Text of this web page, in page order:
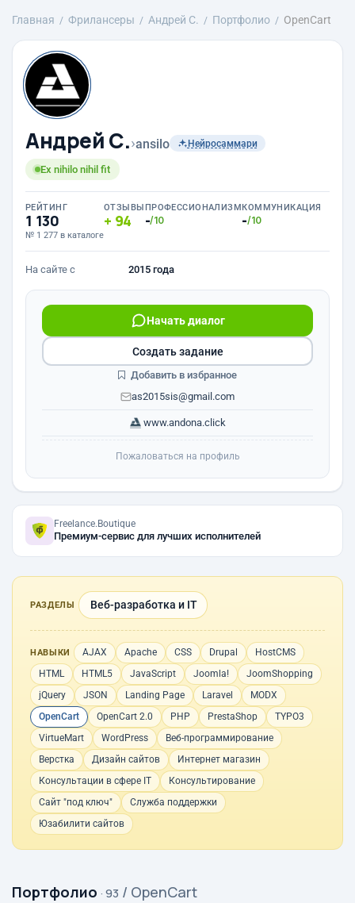
Главная Фрилансеры Андрей С. Портфолио OpenCart
Андрей С.›ansilo Нейросаммари
Ex nihilo nihil fit
РЕЙТИНГ
1 130
№ 1 277 в каталоге
ОТЗЫВЫ
94
ПРОФЕССИОНАЛИЗМ
-/10
КОММУНИКАЦИЯ
-/10
На сайте с 2015 года
Начать диалог
as2015sis@gmail.com
www.andona.click
Создать задание
Добавить в избранное
Пожаловаться на профиль
Freelance.Boutique
Премиум-сервис для лучших исполнителей
РАЗДЕЛЫ Веб-разработка и IT
НАВЫКИ AJAX Apache CSS Drupal
HostCMS
HTML
HTML5 JavaScript Joomla!
JoomShopping
jQuery
JSON Landing Page Laravel
MODX
OpenCart
OpenCart 2.0 PHP PrestaShop
TYPO3
VirtueMart
WordPress
Веб-программирование
Верстка
Дизайн сайтов
Интернет магазин
Консультации в сфере IT
Консультирование
Сайт "под ключ"
Служба поддержки
Юзабилити сайтов
Портфолио · 93 / OpenCart